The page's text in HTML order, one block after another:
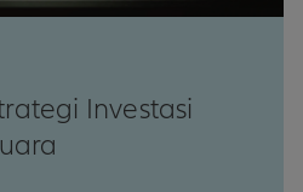
Investasi